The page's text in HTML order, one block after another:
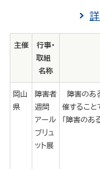
主催
行事・
取組
名称
岡山
県
障害者
週間
アール
ブリュ
ット展
障害のあ
催すること
「障害のあ